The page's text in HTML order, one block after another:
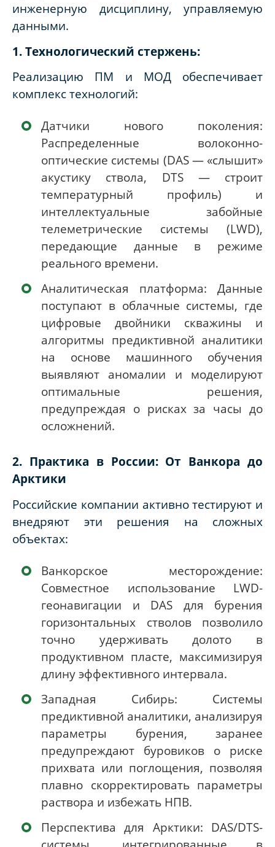
инженерную дисциплину, управляемую
данными.
1. Технологический стержень:
Реализацию ПМ и МОД обеспечивает
комплекс технологий:
Датчики нового поколения:
Распределенные волоконно-
оптические системы (DAS — «слышит»
акустику ствола, DTS — строит
температурный профиль) и
интеллектуальные забойные
телеметрические системы (LWD),
передающие данные в режиме
реального времени.
Аналитическая платформа: Данные
поступают в облачные системы, где
цифровые двойники скважины и
алгоритмы предиктивной аналитики
на основе машинного обучения
выявляют аномалии и моделируют
оптимальные решения,
предупреждая о рисках за часы до
осложнений.
2. Практика в России: От Ванкора до
Арктики
Российские компании активно тестируют и
внедряют эти решения на сложных
объектах:
Ванкорское месторождение:
Совместное использование LWD-
геонавигации и DAS для бурения
горизонтальных стволов позволило
точно удерживать долото в
продуктивном пласте, максимизируя
длину эффективного интервала.
Западная Сибирь: Системы
предиктивной аналитики, анализируя
параметры бурения, заранее
предупреждают буровиков о риске
прихвата или поглощения, позволяя
плавно скорректировать параметры
раствора и избежать НПВ.
Перспектива для Арктики: DAS/DTS-